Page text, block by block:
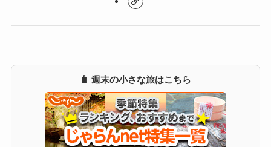
🧳 週末の小さな旅はこちら